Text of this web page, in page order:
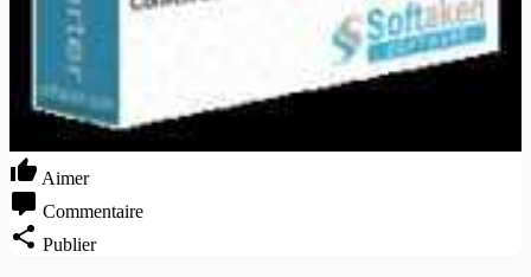
Aimer
Commentaire
Publier